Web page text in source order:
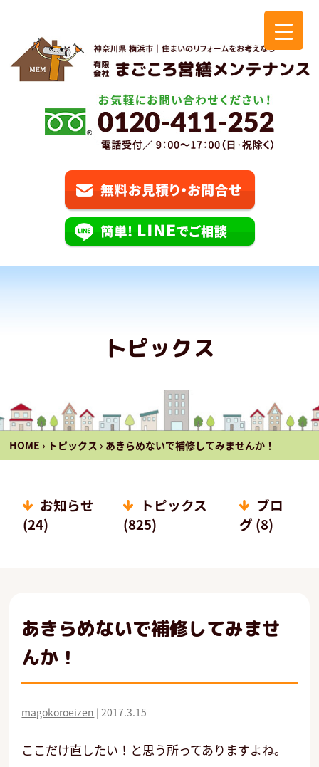
トピックス
HOME › トピックス › あきらめないで補修してみませんか！
お知らせ
(24)
トピックス
(825)
ブロ
グ (8)
あきらめないで補修してみませ
んか！
magokoroeizen |2017.3.15
ここだけ直したい！と思う所ってありますよね。